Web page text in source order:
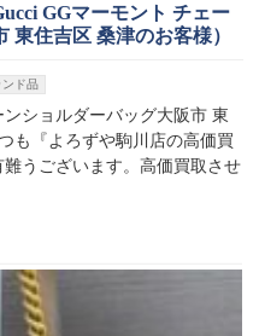
GGマーモント チェー
東住吉区 桑津のお客様）
ンド品
ショルダーバッグ大阪市 東
も『よろずや駒川店の高価買
うございます。高価買取させ